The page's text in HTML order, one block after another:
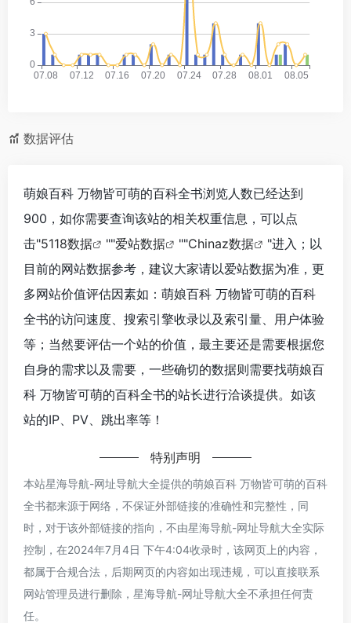
数据评估
萌娘百科 万物皆可萌的百科全书浏览人数已经达到
900，如你需要查询该站的相关权重信息，可以点
击"5118数据 ""爱站数据 ""Chinaz数据
"进入；以
目前的网站数据参考，建议大家请以爱站数据为准，更
多网站价值评估因素如：萌娘百科 万物皆可萌的百科
全书的访问速度、搜索引擎收录以及索引量、用户体验
等；当然要评估一个站的价值，最主要还是需要根据您
自身的需求以及需要，一些确切的数据则需要找萌娘百
科 万物皆可萌的百科全书的站长进行洽谈提供。如该
站的IP、PV、跳出率等！
特别声明
本站星海导航-网址导航大全提供的萌娘百科 万物皆可萌的百科
全书都来源于网络，不保证外部链接的准确性和完整性，同
时，对于该外部链接的指向，不由星海导航-网址导航大全实际
控制，在2024年7月4日 下午4:04收录时，该网页上的内容，
都属于合规合法，后期网页的内容如出现违规，可以直接联系
网站管理员进行删除，星海导航-网址导航大全不承担任何责
任。